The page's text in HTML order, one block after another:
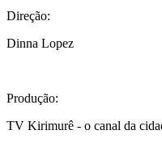
Direção:
Dinna Lopez
Produção:
TV Kirimurê - o canal da